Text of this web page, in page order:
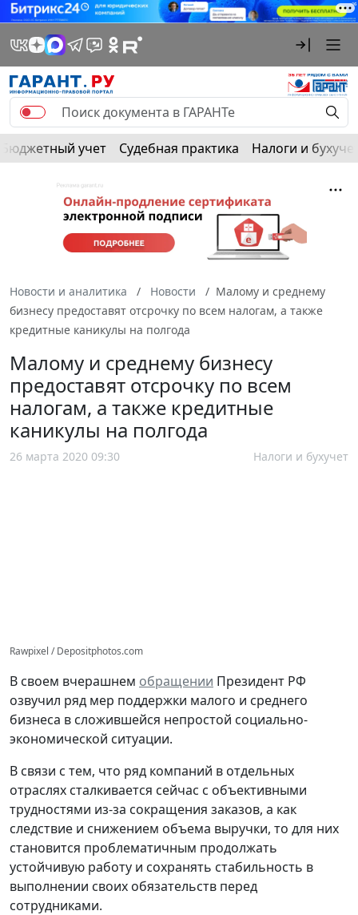
Бюджетный учет Судебная практика Налоги и
Новости и аналитика Новости
Малому и среднему
бизнесу предоставят отсрочку по всем налогам, а также
кредитные каникулы на полгода
Малому и среднему бизнесу
предоставят отсрочку по всем
налогам, а также кредитные
каникулы на полгода
26 марта 2020 09:30 Налоги и бухучет
Rawpixel / Depositphotos.com
В своем вчерашнем обращении Президент РФ
озвучил ряд мер поддержки малого и среднего
бизнеса в сложившейся непростой социально-
экономической ситуации.
В связи с тем, что ряд компаний в отдельных
отраслях сталкивается сейчас с объективными
трудностями из-за сокращения заказов, а как
следствие и снижением объема выручки, то для них
становится проблематичным продолжать
устойчивую работу и сохранять стабильность в
выполнении своих обязательств перед
сотрудниками.